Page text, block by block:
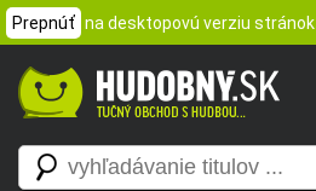
Prepnúť na desktopovú verziu stránok